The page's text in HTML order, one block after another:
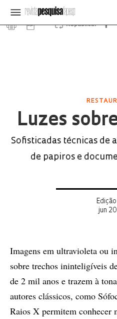
Republicar
Luzes
Sofisticadas técnicas de
de papiros e
Edição
jun
Imagens em ultravioleta ou
sobre trechos ininteligíveis
de 2 mil anos e trazem à
autores clássicos, como
Raios X permitem conhecer